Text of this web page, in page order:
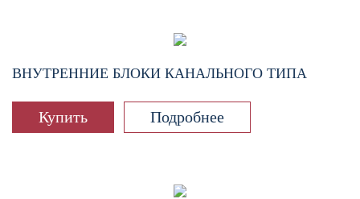
ВНУТРЕННИЕ БЛОКИ КАНАЛЬНОГО ТИПА
Купить Подробнее